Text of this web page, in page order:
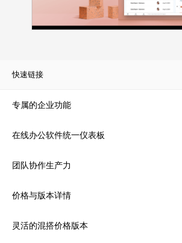
快速链接
专属的企业功能
在线办公软件统一仪表板
团队协作生产力
价格与版本详情
灵活的混搭价格版本